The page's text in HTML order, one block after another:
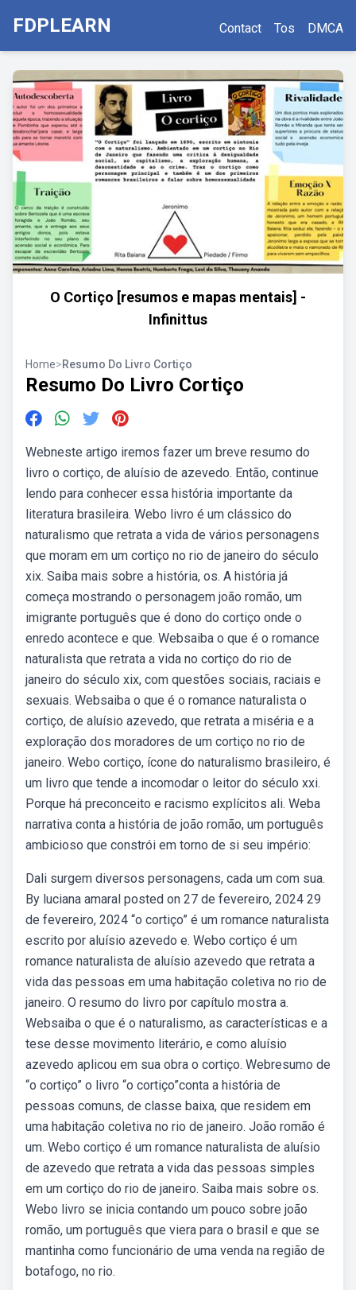
FDPLEARN Contact Tos DMCA
O Cortiço [resumos e mapas mentais] -
Infinittus
Home>Resumo Do Livro Cortiço
Resumo Do Livro Cortiço
Webneste artigo iremos fazer um breve resumo do
livro o cortiço, de aluísio de azevedo. Então, continue
lendo para conhecer essa história importante da
literatura brasileira. Webo livro é um clássico do
naturalismo que retrata a vida de vários personagens
que moram em um cortiço no rio de janeiro do século
xix. Saiba mais sobre a história, os. A história já
começa mostrando o personagem joão romão, um
imigrante português que é dono do cortiço onde o
enredo acontece e que. Websaiba o que é o romance
naturalista que retrata a vida no cortiço do rio de
janeiro do século xix, com questões sociais, raciais e
sexuais. Websaiba o que é o romance naturalista o
cortiço, de aluísio azevedo, que retrata a miséria e a
exploração dos moradores de um cortiço no rio de
janeiro. Webo cortiço, ícone do naturalismo brasileiro, é
um livro que tende a incomodar o leitor do século xxi.
Porque há preconceito e racismo explícitos ali. Weba
narrativa conta a história de joão romão, um português
ambicioso que constrói em torno de si seu império:
Dali surgem diversos personagens, cada um com sua.
By luciana amaral posted on 27 de fevereiro, 2024 29
de fevereiro, 2024 “o cortiço” é um romance naturalista
escrito por aluísio azevedo e. Webo cortiço é um
romance naturalista de aluísio azevedo que retrata a
vida das pessoas em uma habitação coletiva no rio de
janeiro. O resumo do livro por capítulo mostra a.
Websaiba o que é o naturalismo, as características e a
tese desse movimento literário, e como aluísio
azevedo aplicou em sua obra o cortiço. Webresumo de
“o cortiço” o livro “o cortiço”conta a história de
pessoas comuns, de classe baixa, que residem em
uma habitação coletiva no rio de janeiro. João romão é
um. Webo cortiço é um romance naturalista de aluísio
de azevedo que retrata a vida das pessoas simples
em um cortiço do rio de janeiro. Saiba mais sobre os.
Webo livro se inicia contando um pouco sobre joão
romão, um português que viera para o brasil e que se
mantinha como funcionário de uma venda na região de
botafogo, no rio.